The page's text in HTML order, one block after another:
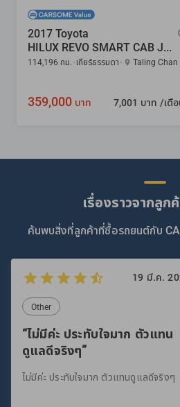
2017 Toyota
HILUX REVO SMART CAB J PLUS 2.4
114,196 กม. เกียร์ธรรมดา Taling Chan
359,000 บาท 7,001 บาท /เดื
เรื่องราวจากลูก
ค้นพบสิ่งที่ลูกค้าที่ซื้อรถยนต์กับ
19 มี.ค.
Other
“ไม่มีค่ะ ประทับใจมาก ตัวแทน
ดูแลดีจริงๆ”
ไม่มีค่ะ ประทับใจมาก ตัวแทนดูแลดีจริงๆ